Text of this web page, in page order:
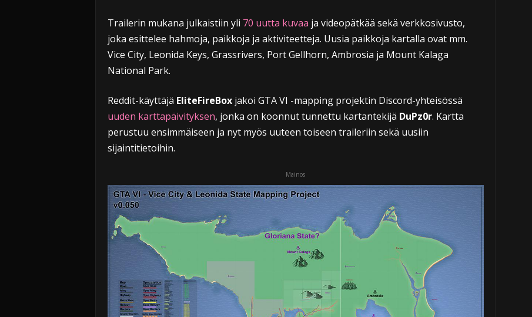
Trailerin mukana julkaistiin yli 70 uutta kuvaa ja videopätkää sekä verkkosivusto,
joka esittelee hahmoja, paikkoja ja aktiviteetteja. Uusia paikkoja kartalla ovat mm.
Vice City, Leonida Keys, Grassrivers, Port Gellhorn, Ambrosia ja Mount Kalaga
National Park.
Reddit-käyttäjä EliteFireBoxjakoi GTA VI -mapping projektin Discord-yhteisössä
uuden karttapäivityksen, jonka on koonnut tunnettu kartantekijä DuPz0r. Kartta
perustuu ensimmäiseen ja nyt myös uuteen toiseen traileriin sekä uusiin
sijaintitietoihin.
Mainos